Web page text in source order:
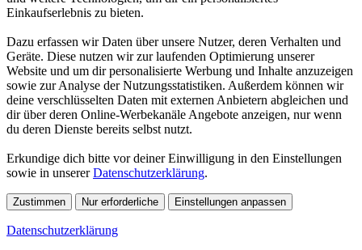
Einkaufserlebnis zu bieten.
Dazu erfassen wir Daten über unsere Nutzer, deren Verhalten und
Geräte. Diese nutzen wir zur laufenden Optimierung unserer
Website und um dir personalisierte Werbung und Inhalte anzuzeigen
sowie zur Analyse der Nutzungsstatistiken. Außerdem können wir
deine verschlüsselten Daten mit externen Anbietern abgleichen und
dir über deren Online-Werbekanäle Angebote anzeigen, nur wenn
du deren Dienste bereits selbst nutzt.
Erkundige dich bitte vor deiner Einwilligung in den Einstellungen
sowie in unsererDatenschutzerklärung.
Zustimmen Nur erforderliche Einstellungen anpassen
Datenschutzerklärung